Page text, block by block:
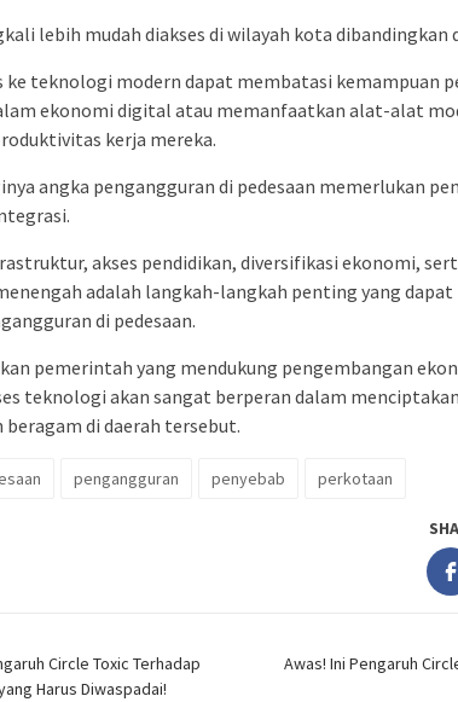
lebih mudah diakses di wilayah kota dibandingkan
ke teknologi modern dapat membatasi kemampuan
ekonomi digital atau memanfaatkan alat-alat
kerja mereka.
angka pengangguran di pedesaan memerlukan
akses pendidikan, diversifikasi ekonomi,
adalah langkah-langkah penting yang
di pedesaan.
pemerintah yang mendukung pengembangan
teknologi akan sangat berperan dalam
beragam di daerah tersebut.
pengangguran penyebab perkotaan
Circle Toxic Terhadap
Harus Diwaspadai!
Awas! Ini Pengaruh